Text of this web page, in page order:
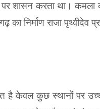
शासन करता था। कमला
का निर्माण राजा पृथ्वीदेव
है केवल कुछ स्थानों पर